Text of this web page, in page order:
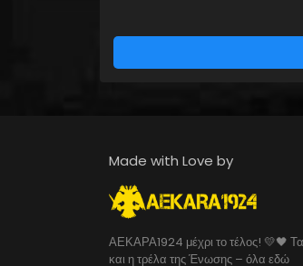
Made with Love by
ΑΕΚΑΡΑ1924 μέχρι το τέλος! 💛🖤 Τα
και η τρέλα της Ένωσης – όλα εδώ